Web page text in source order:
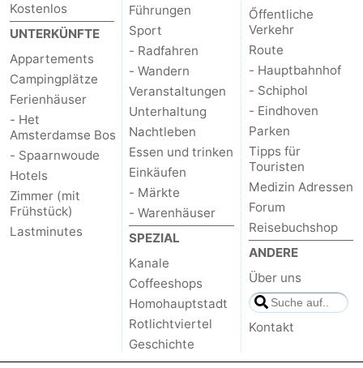
Kostenlos
UNTERKÜNFTE
Appartements
Campingplätze
Ferienhäuser
- Het
Amsterdamse Bos
- Spaarnwoude
Hotels
Zimmer (mit
Frühstück)
Lastminutes
Führungen
Sport
- Radfahren
- Wandern
Veranstaltungen
Unterhaltung
Nachtleben
Essen und trinken
Einkäufen
- Märkte
- Warenhäuser
SPEZIAL
Kanale
Coffeeshops
Homohauptstadt
Rotlichtviertel
Geschichte
Őffentliche
Verkehr
Route
- Hauptbahnhof
- Schiphol
- Eindhoven
Parken
Tipps für
Touristen
Medizin Adressen
Forum
Reisebuchshop
ANDERE
Über uns
Kontakt